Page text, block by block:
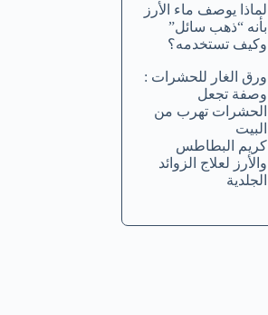
لماذا يوصف ماء الأرز
بأنه “ذهب سائل”
وكيف تستخدمه؟
ورق الغار للحشرات :
وصفة تجعل
الحشرات تهرب من
البيت
كريم البطاطس
والأرز لعلاج الزوائد
الجلدية